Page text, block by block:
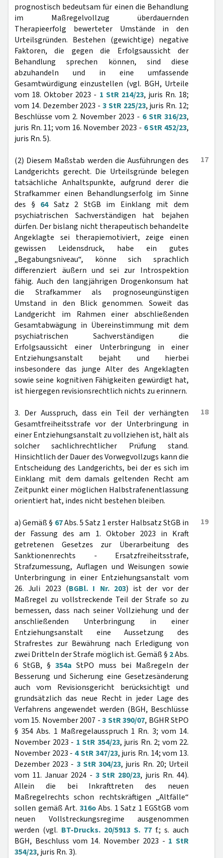
prognostisch bedeutsam für einen die Behandlung
im Maßregelvollzug überdauernden
Therapieerfolg bewerteter Umstände in den
Urteilsgründen. Bestehen (gewichtige) negative
Faktoren, die gegen die Erfolgsaussicht der
Behandlung sprechen können, sind diese
abzuhandeln und in eine umfassende
Gesamtwürdigung einzustellen (vgl. BGH, Urteile
vom 18. Oktober 2023 - 1 StR 214/23, juris Rn. 18;
vom 14. Dezember 2023 - 3 StR 225/23, juris Rn. 12;
Beschlüsse vom 2. November 2023 - 6 StR 316/23,
juris Rn. 11; vom 16. November 2023 - 6 StR 452/23,
juris Rn. 5).
17
(2) Diesem Maßstab werden die Ausführungen des
Landgerichts gerecht. Die Urteilsgründe belegen
tatsächliche Anhaltspunkte, aufgrund derer die
Strafkammer einen Behandlungserfolg im Sinne
des § 64Satz 2 StGB im Einklang mit dem
psychiatrischen Sachverständigen hat bejahen
dürfen. Der bislang nicht therapeutisch behandelte
Angeklagte sei therapiemotiviert, zeige einen
gewissen Leidensdruck, habe ein gutes
„Begabungsniveau“, könne sich sprachlich
differenziert äußern und sei zur Introspektion
fähig. Auch den langjährigen Drogenkonsum hat
die Strafkammer als prognoseungünstigen
Umstand in den Blick genommen. Soweit das
Landgericht im Rahmen einer abschließenden
Gesamtabwägung in Übereinstimmung mit dem
psychiatrischen Sachverständigen die
Erfolgsaussicht einer Unterbringung in einer
Entziehungsanstalt bejaht und hierbei
insbesondere das junge Alter des Angeklagten
sowie seine kognitiven Fähigkeiten gewürdigt hat,
ist hiergegen revisionsrechtlich nichts zu erinnern.
18
3. Der Ausspruch, dass ein Teil der verhängten
Gesamtfreiheitsstrafe vor der Unterbringung in
einer Entziehungsanstalt zu vollziehen ist, hält als
solcher sachlichrechtlicher Prüfung stand.
Hinsichtlich der Dauer des Vorwegvollzugs kann die
Entscheidung des Landgerichts, bei der es sich im
Einklang mit dem damals geltenden Recht am
Zeitpunkt einer möglichen Halbstrafenentlassung
orientiert hat, indes nicht bestehen bleiben.
19
a) Gemäß § 67Abs. 5 Satz 1 erster Halbsatz StGB in
der Fassung des am 1. Oktober 2023 in Kraft
getretenen Gesetzes zur Überarbeitung des
Sanktionenrechts - Ersatzfreiheitsstrafe,
Strafzumessung, Auflagen und Weisungen sowie
Unterbringung in einer Entziehungsanstalt vom
26. Juli 2023 (BGBl. I Nr. 203) ist der vor der
Maßregel zu vollstreckende Teil der Strafe so zu
bemessen, dass nach seiner Vollziehung und der
anschließenden Unterbringung in einer
Entziehungsanstalt eine Aussetzung des
Strafrestes zur Bewährung nach Erledigung von
zwei Dritteln der Strafe möglich ist. Gemäß § 2Abs.
6 StGB, § 354a StPO muss bei Maßregeln der
Besserung und Sicherung eine Gesetzesänderung
auch vom Revisionsgericht berücksichtigt und
grundsätzlich das neue Recht in jeder Lage des
Verfahrens angewendet werden (BGH, Beschlüsse
vom 15. November 2007 -3 StR 390/07, BGHR StPO
§ 354 Abs. 1 Maßregelausspruch 1 Rn. 3; vom 14.
November 2023 - 1 StR 354/23, juris Rn. 2; vom 22.
November 2023 -4 StR 347/23, juris Rn. 14; vom 13.
Dezember 2023 - 3 StR 304/23, juris Rn. 20; Urteil
vom 11. Januar 2024 - 3 StR 280/23, juris Rn. 44).
Allein die bei Inkrafttreten des neuen
Maßregelrechts schon rechtskräftigen „Altfälle“
sollen gemäß Art. 316oAbs. 1 Satz 1 EGStGB vom
neuen Vollstreckungsregime ausgenommen
werden (vgl. BT-Drucks. 20/5913 S. 77 f.; s. auch
BGH, Beschluss vom 14. November 2023 - 1 StR
354/23, juris Rn. 3).